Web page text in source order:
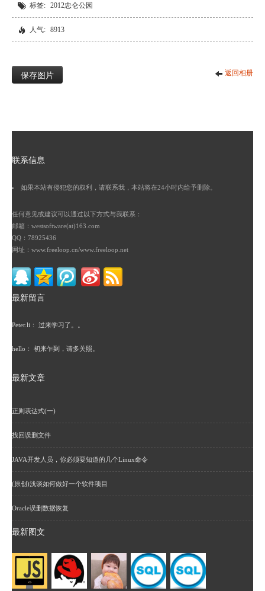
标签: 2012忠仑公园
人气: 8913
保存图片 返回相册
联系信息
如果本站有侵犯您的权利，请联系我，本站将在24小时内给予删除。
任何意见或建议可以通过以下方式与我联系：
邮箱：westsoftware(at)163.com
QQ：78925436
网址：www.freeloop.cn/www.freeloop.net
最新留言
Peter.li ： 过来学习了。。
hello ： 初来乍到，请多关照。
最新文章
正则表达式(一)
找回误删文件
JAVA开发人员，你必须要知道的几个Linux命令
(原创)浅谈如何做好一个软件项目
Oracle误删数据恢复
最新图文